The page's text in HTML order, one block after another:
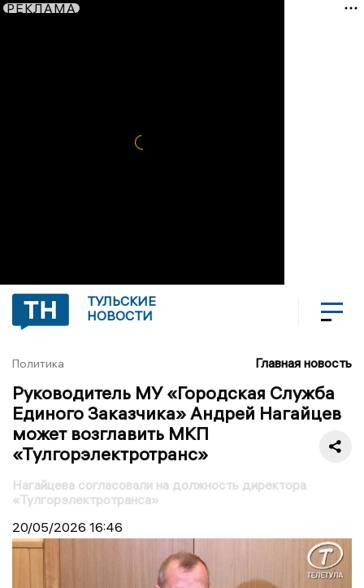
РЕКЛАМА
ТУЛЬСКИЕ
НОВОСТИ
Политика Главная новость
Руководитель МУ «Городская Служба
Единого Заказчика» Андрей Нагайцев
может возглавить МКП
«Тулгорэлектротранс»
Нагайцева согласовали на должность директора
«Тулгорэлектротранса»
20/05/2026 16:46